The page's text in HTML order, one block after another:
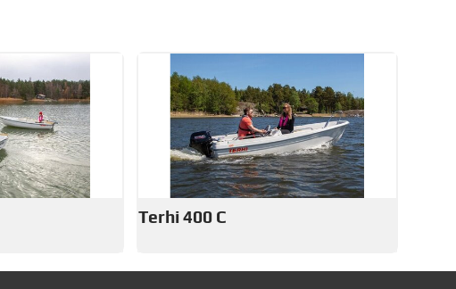
Terhi 400 C